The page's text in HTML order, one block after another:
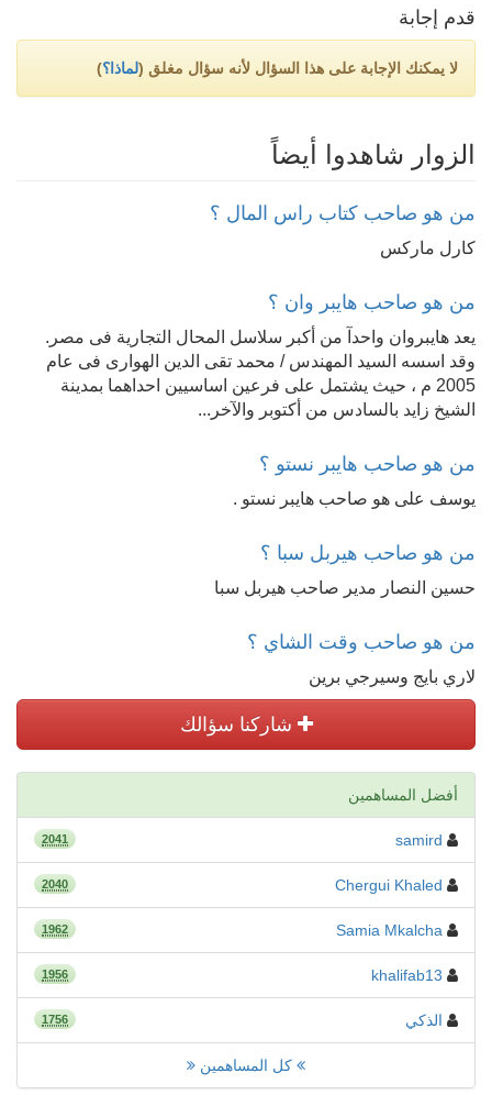
المعلومات بينها وبين المواطنين، كما أنها خففت العبئ
بشكل سريع للجمهور وتوفير كافة النماذج الخاصة
بالمعاملات المختلفة ومتابعة سيرها بين الدوائر في
مصدر الاجابه من مدونه المعلوميات
قدم إجابة
لا يمكنك الإجابة على هذا السؤال لأنه سؤال مغلق (لماذا؟)
الزوار شاهدوا أيضاً
من هو صاحب كتاب راس المال ؟
كارل ماركس
من هو صاحب هايبر وان ؟
يعد هايبروان واحدآ من أكبر سلاسل المحال التجارية فى مصر.
وقد اسسه السيد المهندس / محمد تقى الدين الهوارى فى عام
2005 م ، حيث يشتمل على فرعين اساسيين احداهما بمدينة
الشيخ زايد بالسادس من أكتوبر والآخر...
من هو صاحب هايبر نستو ؟
يوسف على هو صاحب هايبر نستو .
من هو صاحب هيربل سبا ؟
حسين النصار مدير صاحب هيربل سبا
من هو صاحب وقت الشاي ؟
لاري بايج وسيرجي برين
شاركنا سؤالك
أفضل المساهمين
samird
2041
Chergui Khaled
2040
Samia Mkalcha
1962
khalifab13
1956
الذكي 1756
كل المساهمين